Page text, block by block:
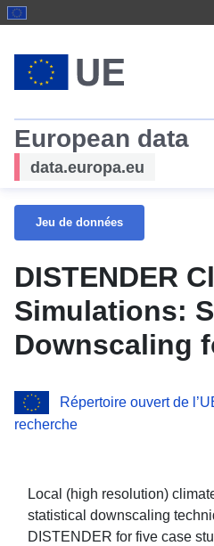
European data
data.europa.eu
Jeu de données
DISTENDER
Simulations:
Downscaling
HUAS_D1,
sfc, Global
ssp585 - The
the
Répertoire ouvert de
recherche
Local (high resolution)
statistical downscaling
DISTENDER for five case